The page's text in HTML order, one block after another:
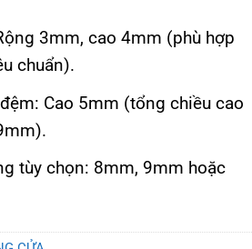
3mm, cao 4mm (phù hợp
chuẩn).
Cao 5mm (tổng chiều cao
tùy chọn: 8mm, 9mm hoặc